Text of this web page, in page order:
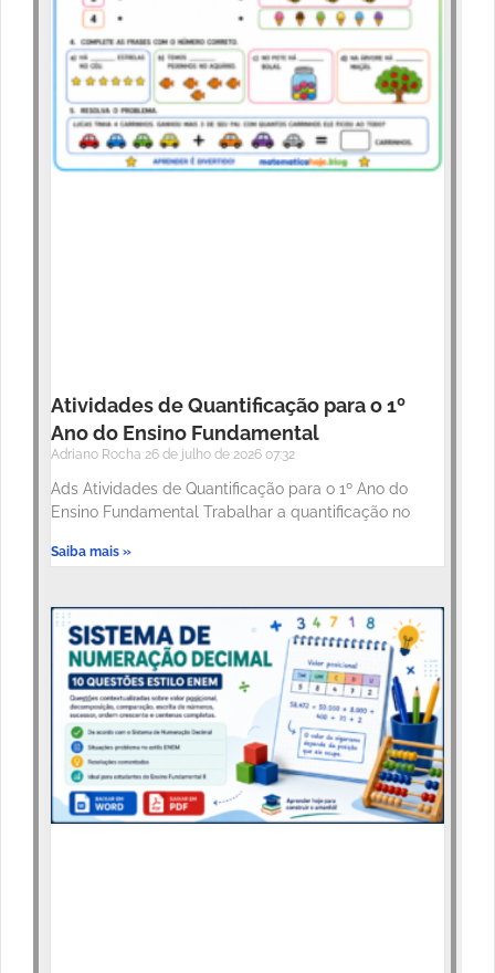
Atividades de Quantificação para o 1º
Ano do Ensino Fundamental
Adriano Rocha 26 de julho de 2026 07:32
Ads Atividades de Quantificação para o 1º Ano do
Ensino Fundamental Trabalhar a quantificação no
Saiba mais »